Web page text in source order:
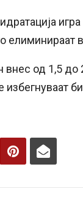
елиминираат
внес од 1,5
избегнуваат